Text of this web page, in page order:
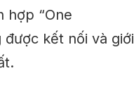
hợp “One
được kết nối và giới